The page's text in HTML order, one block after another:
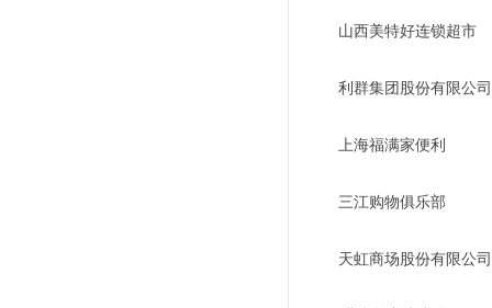
山西美特好连锁超市
利群集团股份有限
上海福满家便利
三江购物俱乐部
天虹商场股份有限公司